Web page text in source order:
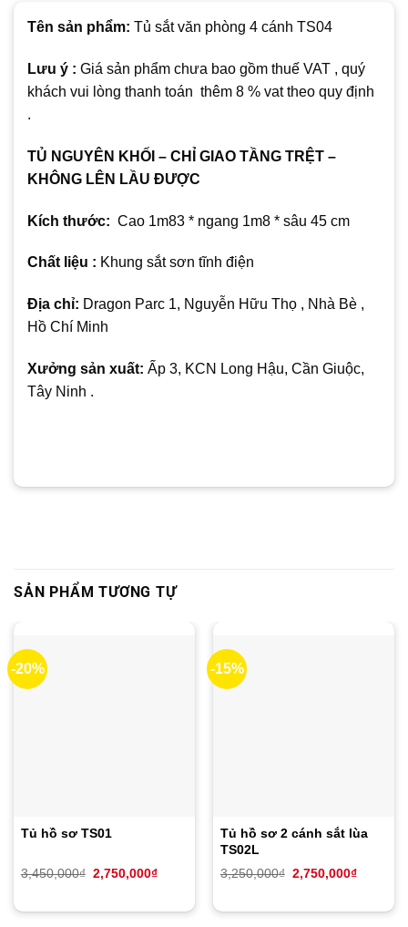
Tên sản phẩm: Tủ sắt văn phòng 4 cánh TS04
Lưu ý : Giá sản phẩm chưa bao gồm thuế VAT , quý
khách vui lòng thanh toán thêm 8 % vat theo quy định
.
TỦ NGUYÊN KHỐI – CHỈ GIAO TẦNG TRỆT –
KHÔNG LÊN LẦU ĐƯỢC
Kích thước: Cao 1m83 * ngang 1m8 * sâu 45 cm
Chất liệu : Khung sắt sơn tĩnh điện
Địa chỉ: Dragon Parc 1, Nguyễn Hữu Thọ , Nhà Bè ,
Hồ Chí Minh
Xưởng sản xuất: Ấp 3, KCN Long Hậu, Cần Giuộc,
Tây Ninh .
SẢN PHẨM TƯƠNG TỰ
-20%
Tủ hồ sơ TS01
3,450,000₫ Giá
gốc
2,750,000₫Giá
-15%
Tủ hồ sơ 2 cánh sắt lùa
TS02L
3,250,000₫ Giá
gốc
2,750,000₫Giá